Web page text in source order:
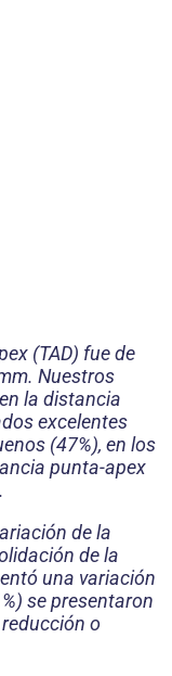
(TAD) fue de
Nuestros
la distancia
excelentes
(47%), en los
punta-apex
de la
de la
una variación
se presentaron
o